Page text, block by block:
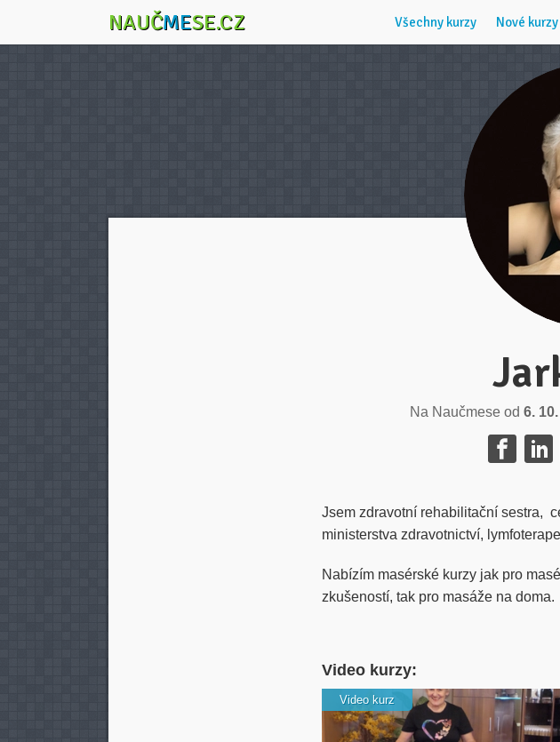
NAUČMESE.CZ Všechny kurzy Nové kurzy
Na Naučmese od 6.
Jsem zdravotní rehabilitační sestra,
ministerstva zdravotnictví,
Nabízím masérské kurzy jak pro
zkušeností, tak pro masáže na doma.
Video kurzy:
Video kurz